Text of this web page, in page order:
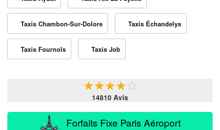
Taxis Chambon-Sur-Dolore Taxis Échandelys
Taxis Fournols Taxis Job
★★★★ ★
14810 Avis
Forfaits Fixe Paris Aéroport